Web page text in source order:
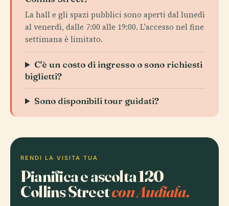
La hall e gli spazi pubblici sono aperti dal lunedì
al venerdì, dalle 7:00 alle 19:00. L'accesso nel fine
settimana è limitato.
C'è un costo di ingresso o sono richiesti
biglietti?
Sono disponibili tour guidati?
RENDI LA VISITA TUA
Pianifica e ascolta 120
Collins Streetcon Audiala.